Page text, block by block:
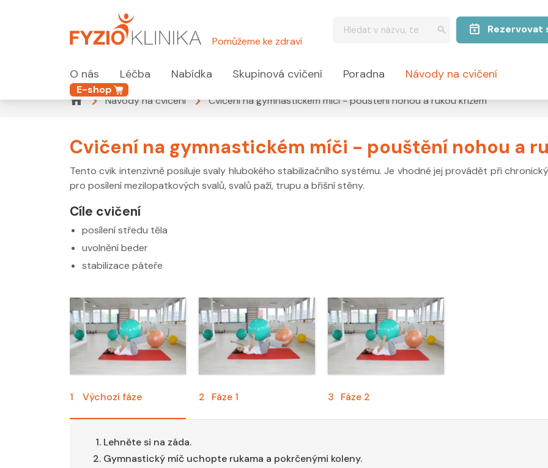
Pomůžeme ke zdraví
Rezervovat
O nás Léčba Nabídka Skupinová cvičení Poradna Návody na cvičení
E-shop
Návody na cvičení
Cvičení na gymnastickém míči - pouštění nohou a rukou křížem
Cvičení na gymnastickém míči - pouštění nohou a
Tento cvik intenzivně posiluje svaly hlubokého stabilizačního systému. Je vhodné jej provádět při
pro posílení mezilopatkových svalů, svalů paží, trupu a břišní stěny.
Cíle cvičení
posílení středu těla
uvolnění beder
stabilizace páteře
1 Výchozí fáze 2 Fáze 1 3 Fáze 2
Lehněte si na záda.
Gymnastický míč uchopte rukama a pokrčenými koleny.